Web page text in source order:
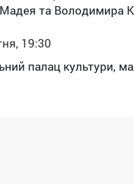
та Володимира
19:30
палац культури,